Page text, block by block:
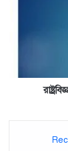
MCQ